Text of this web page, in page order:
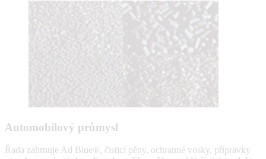
Automobilový průmysl
Řada zahrnuje Ad Blue®, čisticí pěny, ochranné vosky, přípravky